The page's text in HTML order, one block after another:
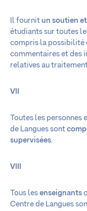
Il fournit un soutien
étudiants sur toutes
compris la possibilité
commentaires et des
relatives au
VII
Toutes les personnes
de Langues sont
supervisées.
VIII
Tous les enseignants
Centre de Langues